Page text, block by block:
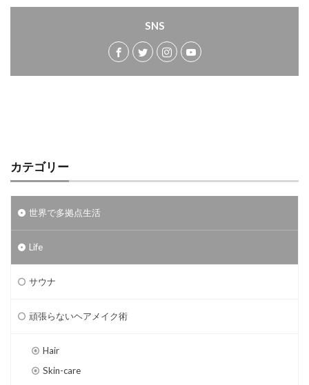
SNS
カテゴリー
世界で多拠点生活
Life
サウナ
頑張らないヘアメイク術
Hair
Skin-care